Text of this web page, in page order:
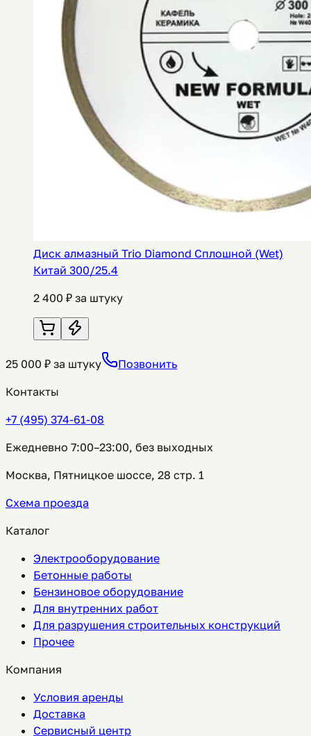
Диск алмазный Trio Diamond Сплошной (Wet)
Китай 300/25.4
2 400 ₽ за штуку
25 000 ₽ за штуку
Позвонить
Контакты
+7 (495) 374-61-08
Ежедневно 7:00–23:00, без выходных
Москва, Пятницкое шоссе, 28 стр. 1
Схема проезда
Каталог
Электрооборудование
Бетонные работы
Бензиновое оборудование
Для внутренних работ
Для разрушения строительных конструкций
Прочее
Компания
Условия аренды
Доставка
Сервисный центр